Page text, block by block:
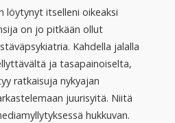
löytynyt itselleni oikeaksi
on jo pitkään ollut
Kahdella jalalla
ja tasapainoiselta,
ratkaisuja nykyajan
juurisyitä. Niitä
hukkuvan.